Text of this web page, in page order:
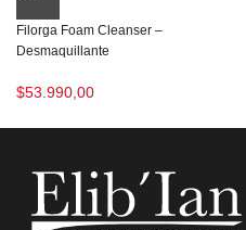
Filorga Foam Cleanser –
Desmaquillante
$53.990,00